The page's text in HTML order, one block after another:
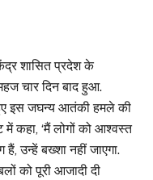
शासित प्रदेश के
चार दिन बाद हुआ.
हुए इस जघन्य आतंकी हमले की
में कहा, ‘मैं लोगों को आश्वस्त
उन्हें बख्शा नहीं जाएगा.
को पूरी आजादी दी